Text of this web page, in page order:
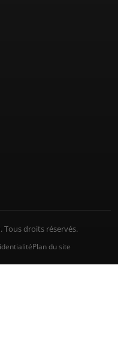
Tous droits réservés.
Plan du site